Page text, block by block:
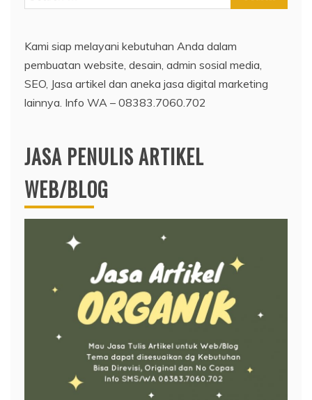
for:
Kami siap melayani kebutuhan Anda dalam
pembuatan website, desain, admin sosial media,
SEO, Jasa artikel dan aneka jasa digital marketing
lainnya. Info WA – 08383.7060.702
JASA PENULIS ARTIKEL
WEB/BLOG